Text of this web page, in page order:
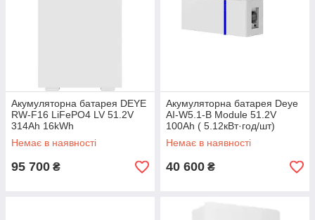
Акумуляторна батарея DEYE
RW-F16 LiFePO4 LV 51.2V
314Ah 16kWh
Немає в наявності
95 700 ₴
Акумуляторна батарея Deye
AI-W5.1-B Module 51.2V
100Ah ( 5.12кВт·год/шт)
Немає в наявності
40 600 ₴